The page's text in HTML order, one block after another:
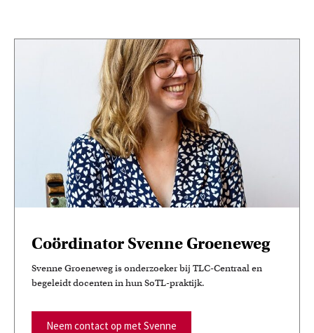
Coördinator Svenne Groeneweg
Svenne Groeneweg is onderzoeker bij TLC-Centraal en
begeleidt docenten in hun SoTL-praktijk.
Neem contact op met Svenne